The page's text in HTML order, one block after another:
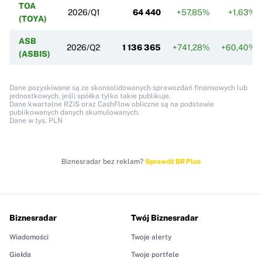
TOA
(TOYA)
2026/Q1 64 440 +57,85% +1,63%
ASB
(ASBIS)
2026/Q2 1 136 365 +741,28% +60,40%
Dane pozyskiwane są ze skonsolidowanych sprawozdań finansowych lub
jednostkowych, jeśli spółka tylko takie publikuje.
Dane kwartalne RZiS oraz CashFlow obliczne są na podstawie
publikowanych danych skumulowanych.
Dane w tys. PLN
Biznesradar bez reklam? Sprawdź BR Plus
Biznesradar
Wiadomości
Giełda
Twój Biznesradar
Twoje alerty
Twoje portfele